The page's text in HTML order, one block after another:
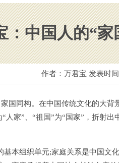
：中国人的“
作者：万君宝 发表时
同构。在中国传统文化的大背
“人家”、“祖国”为“国家”，折射
组织单元;家庭关系是中国文